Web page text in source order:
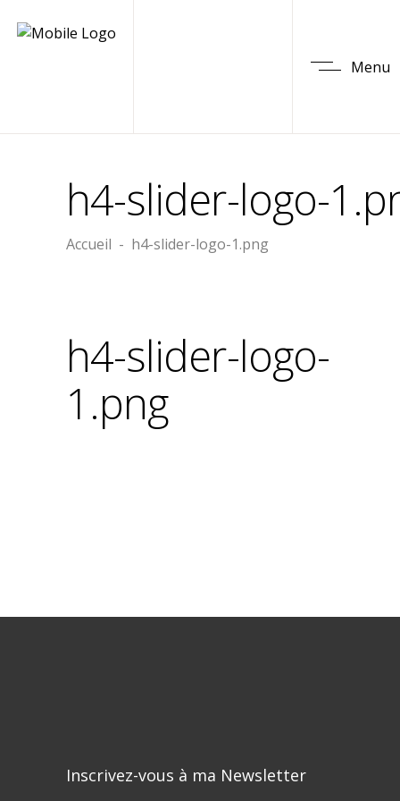
Menu
h4-slider-logo-
Accueil - h4-slider-logo-1.png
h4-slider-logo-
1.png
Inscrivez-vous à ma Newsletter